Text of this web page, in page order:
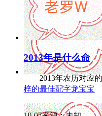
梓的最佳配字龙宝宝
2013年是什么命
2013年农历对应的